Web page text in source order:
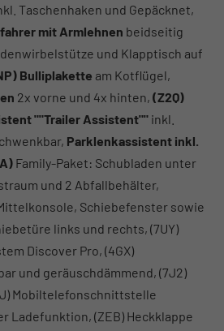
Taschenhaken und Gepäcknet,
mit Armlehnen beidseitig
und Klapptisch auf
Bulliplakette am Kotflügel,
2x vorne und 4x hinten, (Z2Q)
""Trailer Assistent"" inkl.
Parklenkassistent inkl.
Family-Paket: Schubladen unter
und 2 Abfallbehälter,
Schiebefenster sowie
links und rechts, (7UY)
Discover Pro, (4GX)
und geräuschdämmend, (7J2)
Mobiltelefonschnittstelle
Ladefunktion, (ZEB) Heckklappe